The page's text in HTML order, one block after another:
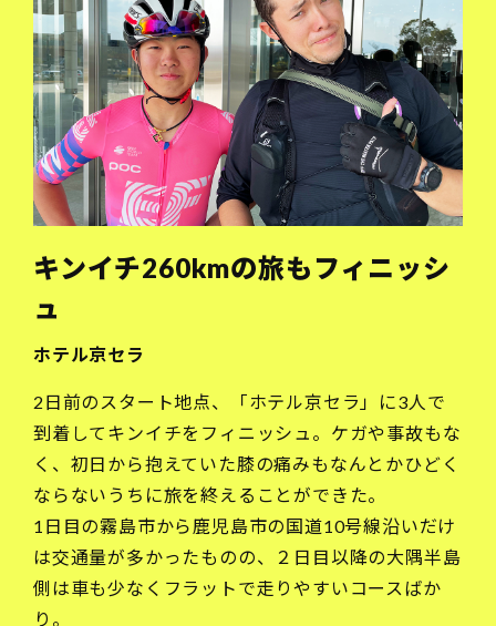
キンイチ260kmの旅もフィニッシ
ュ
ホテル京セラ
2日前のスタート地点、「ホテル京セラ」に3人で
到着してキンイチをフィニッシュ。ケガや事故もな
く、初日から抱えていた膝の痛みもなんとかひどく
ならないうちに旅を終えることができた。
1日目の霧島市から鹿児島市の国道10号線沿いだけ
は交通量が多かったものの、２日目以降の大隅半島
側は車も少なくフラットで走りやすいコースばか
り。